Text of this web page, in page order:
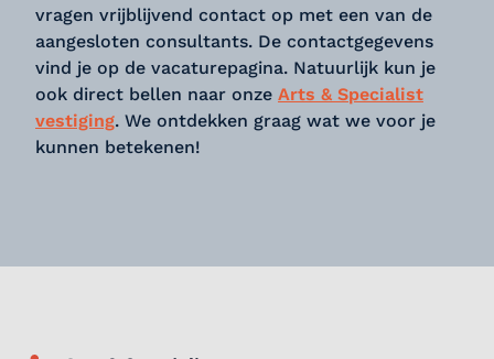
vragen vrijblijvend contact op met een van de
aangesloten consultants. De contactgegevens
vind je op de vacaturepagina. Natuurlijk kun je
ook direct bellen naar onze Arts & Specialist
vestiging. We ontdekken graag wat we voor je
kunnen betekenen!